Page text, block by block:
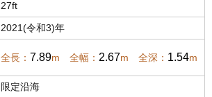
27ft
2021(令和3)年
全長： 7.89m 全幅： 2.67m 全深： 1.54m
限定沿海